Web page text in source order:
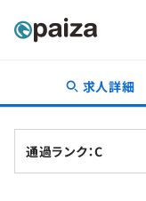
転職・キャリア
新卒就活
求人詳細
通過ランク：C